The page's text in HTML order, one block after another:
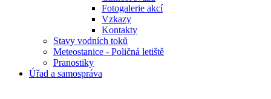
Fotogalerie akcí
Vzkazy
Kontakty
Stavy vodních toků
Meteostanice - Poličná letiště
Pranostiky
Úřad a samospráva